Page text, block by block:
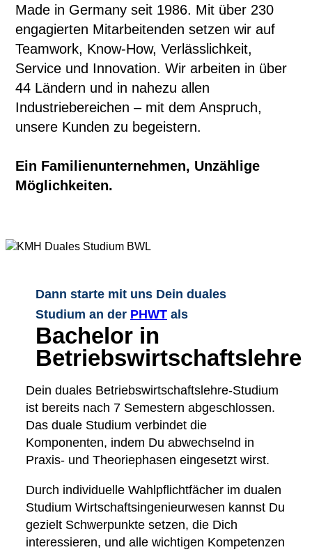
Made in Germany seit 1986. Mit über 230
engagierten Mitarbeitenden setzen wir auf
Teamwork, Know-How, Verlässlichkeit,
Service und Innovation. Wir arbeiten in über
44 Ländern und in nahezu allen
Industriebereichen – mit dem Anspruch,
unsere Kunden zu begeistern.
Ein Familienunternehmen, Unzählige
Möglichkeiten.
Dann starte mit uns Dein duales
Studium an der PHWTals
Bachelor in
Betriebswirtschaftslehre
Dein duales Betriebswirtschaftslehre-Studium
ist bereits nach 7 Semestern abgeschlossen.
Das duale Studium verbindet die
Komponenten, indem Du abwechselnd in
Praxis- und Theoriephasen eingesetzt wirst.
Durch individuelle Wahlpflichtfächer im dualen
Studium Wirtschaftsingenieurwesen kannst Du
gezielt Schwerpunkte setzen, die Dich
interessieren, und alle wichtigen Kompetenzen